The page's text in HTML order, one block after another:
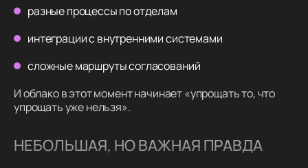
разные процессы по отделам
интеграции с внутренними системами
сложные маршруты согласований
И облако в этот момент начинает «упрощать то, что
упрощать уже нельзя».
НЕБОЛЬШАЯ, НО ВАЖНАЯ ПРАВДА